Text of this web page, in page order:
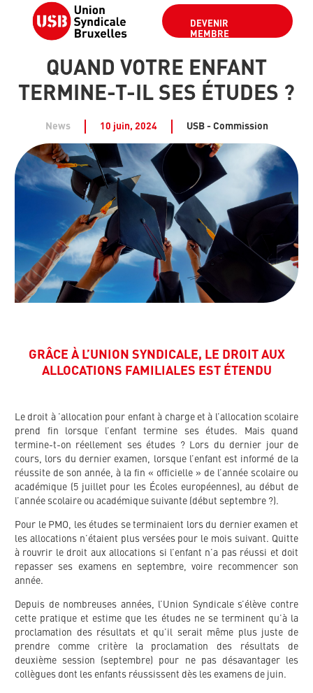
DEVENIR
MEMBRE
QUAND VOTRE ENFANT
TERMINE-T-IL SES ÉTUDES ?
News 10 juin, 2024 USB - Commission
GRÂCE À L’UNION SYNDICALE, LE DROIT AUX
ALLOCATIONS FAMILIALES EST ÉTENDU
Le droit à ’allocation pour enfant à charge et à l’allocation scolaire
prend fin lorsque l’enfant termine ses études. Mais quand
termine-t-on réellement ses études ? Lors du dernier jour de
cours, lors du dernier examen, lorsque l’enfant est informé de la
réussite de son année, à la fin « officielle » de l’année scolaire ou
académique (5 juillet pour les Écoles européennes), au début de
l’année scolaire ou académique suivante (début septembre ?).
Pour le PMO, les études se terminaient lors du dernier examen et
les allocations n’étaient plus versées pour le mois suivant. Quitte
à rouvrir le droit aux allocations si l’enfant n’a pas réussi et doit
repasser ses examens en septembre, voire recommencer son
année.
Depuis de nombreuses années, l’Union Syndicale s’élève contre
cette pratique et estime que les études ne se terminent qu’à la
proclamation des résultats et qu’il serait même plus juste de
prendre comme critère la proclamation des résultats de
deuxième session (septembre) pour ne pas désavantager les
collègues dont les enfants réussissent dès les examens de juin.